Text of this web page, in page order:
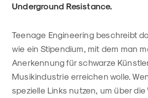
Underground Resistance.
Teenage Engineering beschreibt
wie ein Stipendium, mit dem man
Anerkennung für schwarze
Musikindustrie erreichen wolle.
spezielle Links nutzen, um über die